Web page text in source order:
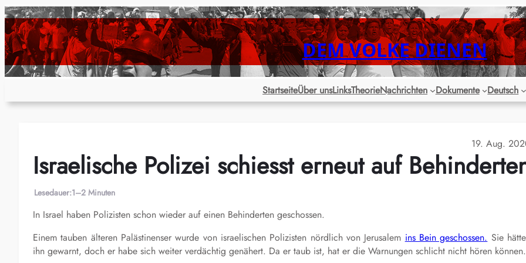
Zum
Inhalt
springen
DEM VOLKE DIENEN
StartseiteÜber unsLinksTheorieNachrichten Dokumente Deutsch
19. Aug.
Israelische Polizei schiesst erneut auf
Lesedauer:1–2 Minuten
In Israel haben Polizisten schon wieder auf einen Behinderten geschossen.
Einem tauben älteren Palästinenser wurde von israelischen Polizisten nördlich von Jerusalem ins Bein geschossen. Sie
ihn gewarnt, doch er habe sich weiter verdächtig genähert. Da er taub ist, hat er die Warnungen schlicht nicht hören können.